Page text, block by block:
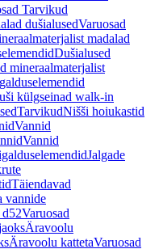
Tarvikud
dušialusedVaruosad
madalad
Dušialused
mineraalmaterjalist
külgseinad walk-in
TarvikudNišši hoiukastid
Vannid
Vannid
Jalgade
Täiendavad
vannide
Varuosad
Äravoolu
Äravoolu kattetaVaruosad